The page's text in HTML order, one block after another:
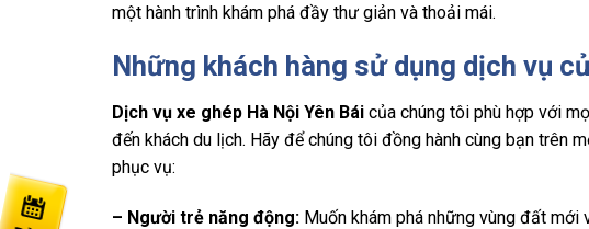
một hành trình khám phá đầy thư giản và thoải mái.
Những khách hàng sử dụng dịch vụ
Dịch vụ xe ghép Hà Nội Yên Bái của chúng tôi phù hợp với
đến khách du lịch. Hãy để chúng tôi đồng hành cùng bạn trên
phục vụ:
– Người trẻ năng động: Muốn khám phá những vùng đất mới